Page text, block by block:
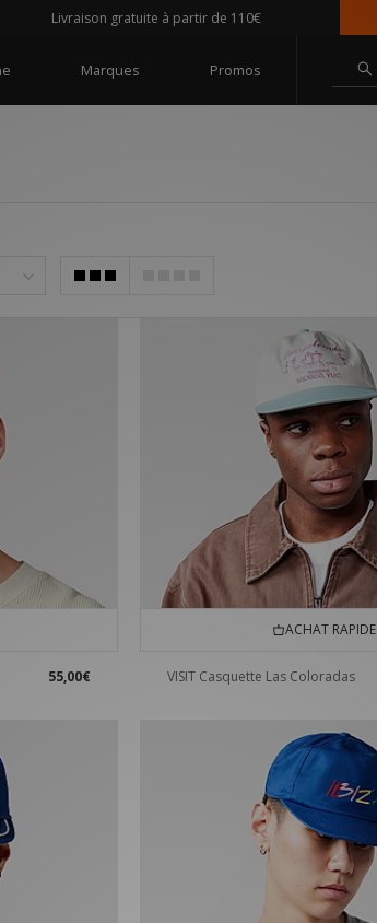
Livraison gratuite à partir de 110€
Marques Promos
55,00€
ACHAT RAPIDE
VISIT Casquette Las Coloradas